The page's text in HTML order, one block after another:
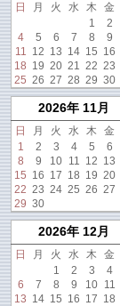
日 月 火 水 木 金
1
2
4
5 6 7 8 9
11 12 13 14 15 16
18 19 20 21 22 23
25 26 27 28 29 30
2026年 11月
日 月 火 水 木 金
1
2 3 4 5 6
8
9 10 11 12 13
15 16 17 18 19 20
22 23 24 25 26 27
29 30
2026年 12月
日 月 火 水 木 金
1
2 3 4
6
7 8 9 10 11
13 14 15 16 17 18